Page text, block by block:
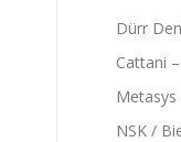
Dürr
Cattani
Metasys
NSK /